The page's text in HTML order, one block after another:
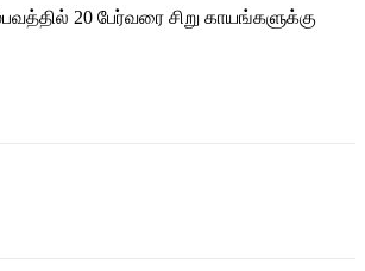
20 பேர்வரை சிறு காயங்களுக்கு